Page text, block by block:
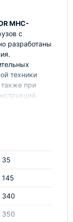
MHC-
с
разработаны
техники
также при
и
время
не
35
145
340
350